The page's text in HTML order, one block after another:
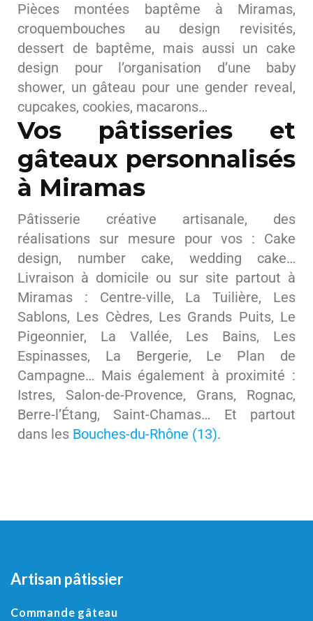
Pièces montées baptême à Miramas,
croquembouches au design revisités,
dessert de baptême, mais aussi un cake
design pour l’organisation d’une baby
shower, un gâteau pour une gender reveal,
cupcakes, cookies, macarons…
Vos pâtisseries et
gâteaux personnalisés
à Miramas
Pâtisserie créative artisanale, des
réalisations sur mesure pour vos : Cake
design, number cake, wedding cake…
Livraison à domicile ou sur site partout à
Miramas : Centre-ville, La Tuilière, Les
Sablons, Les Cèdres, Les Grands Puits, Le
Pigeonnier, La Vallée, Les Bains, Les
Espinasses, La Bergerie, Le Plan de
Campagne… Mais également à proximité :
Istres, Salon-de-Provence, Grans, Rognac,
Berre-l’Étang, Saint-Chamas… Et partout
dans les Bouches-du-Rhône (13).
Artisan pâtissier
Commande gâteau